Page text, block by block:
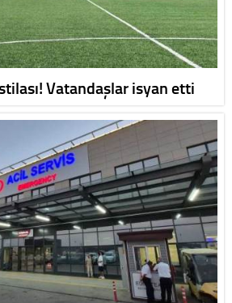
Vatandaşlar isyan etti